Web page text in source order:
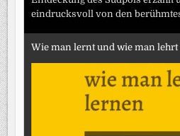
eindrucksvoll von den
Wie man lernt und wie man lehrt